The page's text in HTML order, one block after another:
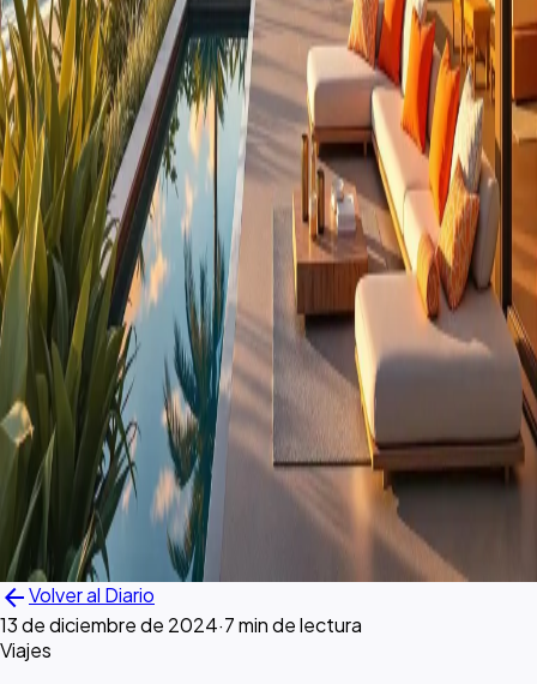
arrow_backVolver al Diario
13 de diciembre de 2024·7 min de lectura
Viajes